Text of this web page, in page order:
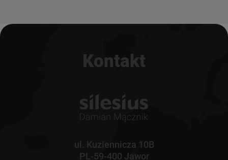
Kontakt
ul. Kuziennicza 10B
PL-59-400 Jawor